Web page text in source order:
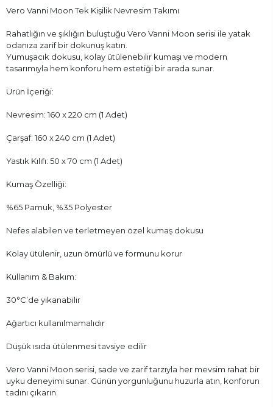
Vero Vanni Moon Tek Kişilik Nevresim Takımı
Rahatlığın ve şıklığın buluştuğu Vero Vanni Moon serisi ile yatak
odanıza zarif bir dokunuş katın.
Yumuşacık dokusu, kolay ütülenebilir kumaşı ve modern
tasarımıyla hem konforu hem estetiği bir arada sunar.
Ürün İçeriği:
Nevresim: 160 x 220 cm (1 Adet)
Çarşaf: 160 x 240 cm (1 Adet)
Yastık Kılıfı: 50 x 70 cm (1 Adet)
Kumaş Özelliği:
%65 Pamuk, %35 Polyester
Nefes alabilen ve terletmeyen özel kumaş dokusu
Kolay ütülenir, uzun ömürlü ve formunu korur
Kullanım & Bakım:
30°C’de yıkanabilir
Ağartıcı kullanılmamalıdır
Düşük ısıda ütülenmesi tavsiye edilir
Vero Vanni Moon serisi, sade ve zarif tarzıyla her mevsim rahat bir
uyku deneyimi sunar. Günün yorgunluğunu huzurla atın, konforun
tadını çıkarın.